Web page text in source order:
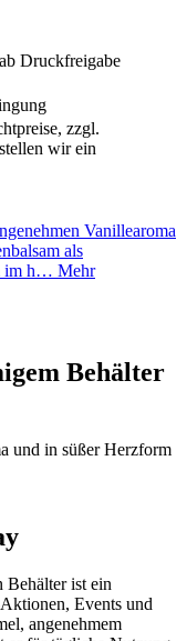
Druckfreigabe
zzgl.
wir ein
Vanillearoma
als
im h… Mehr
Behälter
und in süßer Herzform
Behälter ist ein
Events und
angenehmem